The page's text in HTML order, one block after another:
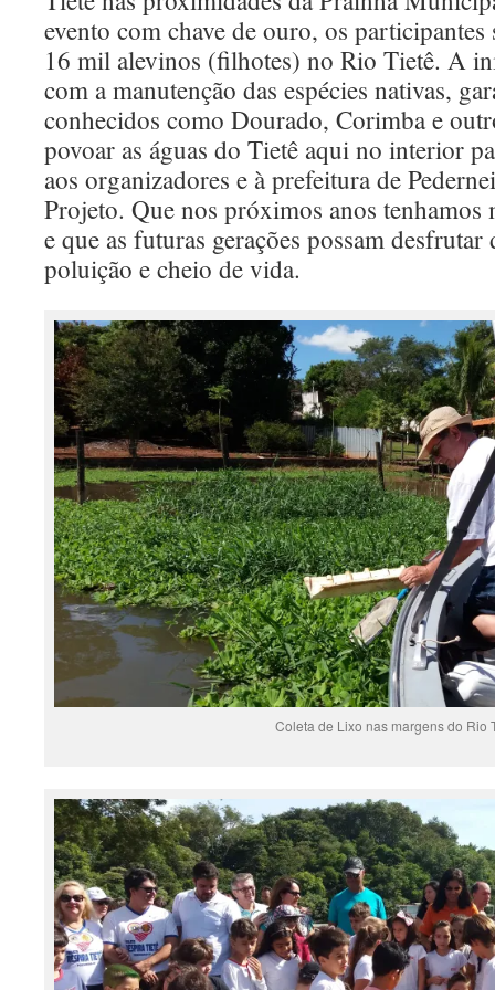
evento com chave de ouro, os participantes
16 mil alevinos (filhotes) no Rio Tietê. A
com a manutenção das espécies nativas,
conhecidos como Dourado, Corimba e
povoar as águas do Tietê aqui no interior
aos organizadores e à prefeitura de
Projeto. Que nos próximos anos tenhamos
e que as futuras gerações possam
poluição e cheio de vida.
Coleta de Lixo nas margens do Rio